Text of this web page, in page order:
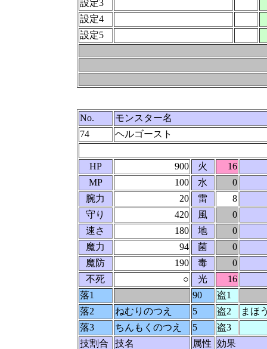
設定3
設定4
設定5
No.
モンスター名
74
ヘルゴースト
HP 900 火
16
MP
100 水
0
腕力
20 雷
8
守り
420 風
0
速さ
180 地
0
魔力
94 菌
0
魔防
190 毒
0
不死
○ 光
16
落1
90
盗1
落2
ねむりのつえ 5 盗2
まほ
落3
ちんもくのつえ 5
盗3
技割合
技名 属性 効果